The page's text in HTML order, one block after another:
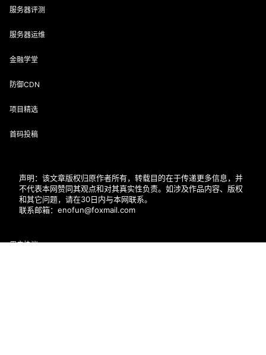
服务器评测
服务器运维
金融学堂
防御CDN
项目精选
首码投稿
声明：该文章版权归原作者所有，转载目的在于传递更多信息，并
不代表本网赞同其观点和对其真实性负责。如涉及作品内容、版权
和其它问题，请在30日内与本网联系。
联系邮箱：enofun@foxmail.com
用户协议